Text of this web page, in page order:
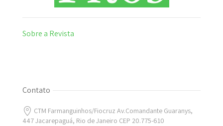
Sobre a Revista
Contato
CTM Farmanguinhos/Fiocruz Av.Comandante Guaranys,
447 Jacarepaguá, Rio de Janeiro CEP 20.775-610